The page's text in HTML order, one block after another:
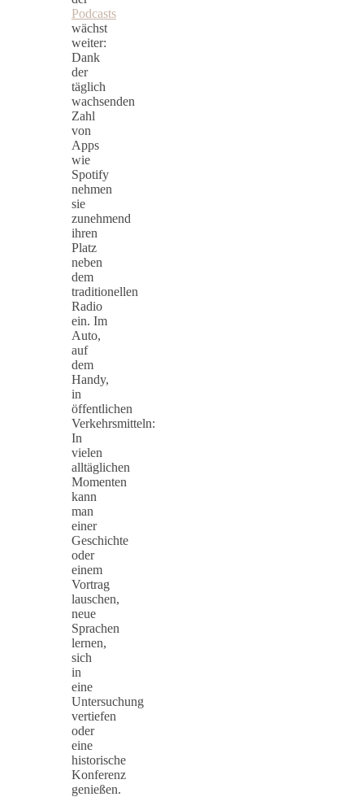
Podcasts
wächst
weiter:
Dank
der
täglich
wachsenden
Zahl
von
Apps
wie
Spotify
nehmen
sie
zunehmend
ihren
Platz
neben
dem
traditionellen
Radio
ein. Im
Auto,
auf
dem
Handy,
in
öffentlichen
Verkehrsmitteln:
In
vielen
alltäglichen
Momenten
kann
man
einer
Geschichte
oder
einem
Vortrag
lauschen,
neue
Sprachen
lernen,
sich
in
eine
Untersuchung
vertiefen
oder
eine
historische
Konferenz
genießen.